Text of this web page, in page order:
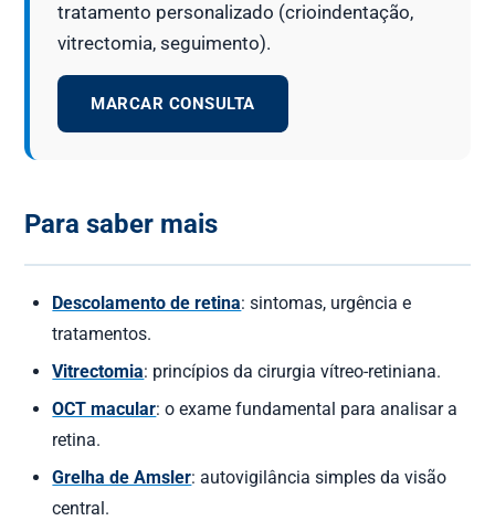
tratamento personalizado (crioindentação,
vitrectomia, seguimento).
MARCAR CONSULTA
Para saber mais
Descolamento de retina: sintomas, urgência e
tratamentos.
Vitrectomia: princípios da cirurgia vítreo-retiniana.
OCT macular: o exame fundamental para analisar a
retina.
Grelha de Amsler: autovigilância simples da visão
central.